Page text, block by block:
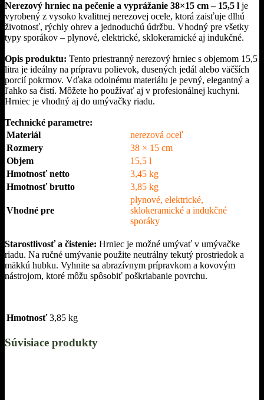
Nerezový hrniec na pečenie a vyprážanie 38×15 cm – 15,5 l je
vyrobený z vysoko kvalitnej nerezovej ocele, ktorá zaisťuje dlhú
životnosť, rýchly ohrev a jednoduchú údržbu. Vhodný pre všetky
typy sporákov – plynové, elektrické, sklokeramické aj indukčné.
Opis produktu: Tento priestranný nerezový hrniec s objemom 15,5
litra je ideálny na prípravu polievok, dusených jedál alebo väčších
porcií pokrmov. Vďaka odolnému materiálu je pevný, elegantný a
ľahko sa čistí. Môžete ho používať aj v profesionálnej kuchyni.
Hrniec je vhodný aj do umývačky riadu.
Technické parametre:
Materiál
nerezová oceľ
Rozmery
38 × 15 cm
Objem
15,5 l
Hmotnosť netto
3,45 kg
Hmotnosť brutto
3,85 kg
Vhodné pre
plynové, elektrické,
sklokeramické a indukčné
sporáky
Starostlivosť a čistenie: Hrniec je možné umývať v umývačke
riadu. Na ručné umývanie použite neutrálny tekutý prostriedok a
mäkkú hubku. Vyhnite sa abrazívnym prípravkom a kovovým
nástrojom, ktoré môžu spôsobiť poškriabanie povrchu.
Hmotnosť 3,85 kg
Súvisiace produkty